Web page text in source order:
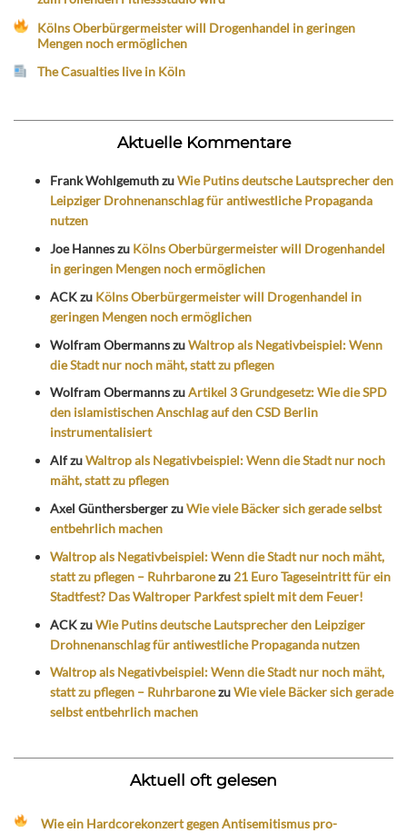
Kölns Oberbürgermeister will Drogenhandel in geringen
Mengen noch ermöglichen
The Casualties live in Köln
Aktuelle Kommentare
Frank WohlgemuthzuWie Putins deutsche Lautsprecher den
Leipziger Drohnenanschlag für antiwestliche Propaganda
nutzen
Joe Hanneszu Kölns Oberbürgermeister will Drogenhandel
in geringen Mengen noch ermöglichen
ACKzu Kölns Oberbürgermeister will Drogenhandel in
geringen Mengen noch ermöglichen
Wolfram ObermannszuWaltrop als Negativbeispiel: Wenn
die Stadt nur noch mäht, statt zu pflegen
Wolfram ObermannszuArtikel 3 Grundgesetz: Wie die SPD
den islamistischen Anschlag auf den CSD Berlin
instrumentalisiert
AlfzuWaltrop als Negativbeispiel: Wenn die Stadt nur noch
mäht, statt zu pflegen
Axel GünthersbergerzuWie viele Bäcker sich gerade selbst
entbehrlich machen
Waltrop als Negativbeispiel: Wenn die Stadt nur noch mäht,
statt zu pflegen – Ruhrbaronezu 21 Euro Tageseintritt für ein
Stadtfest? Das Waltroper Parkfest spielt mit dem Feuer!
ACKzuWie Putins deutsche Lautsprecher den Leipziger
Drohnenanschlag für antiwestliche Propaganda nutzen
Waltrop als Negativbeispiel: Wenn die Stadt nur noch mäht,
statt zu pflegen – RuhrbaronezuWie viele Bäcker sich gerade
selbst entbehrlich machen
Aktuell oft gelesen
Wie ein Hardcorekonzert gegen Antisemitismus pro-